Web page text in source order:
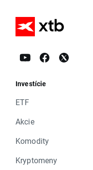
Investície
ETF
Akcie
Komodity
Kryptomeny